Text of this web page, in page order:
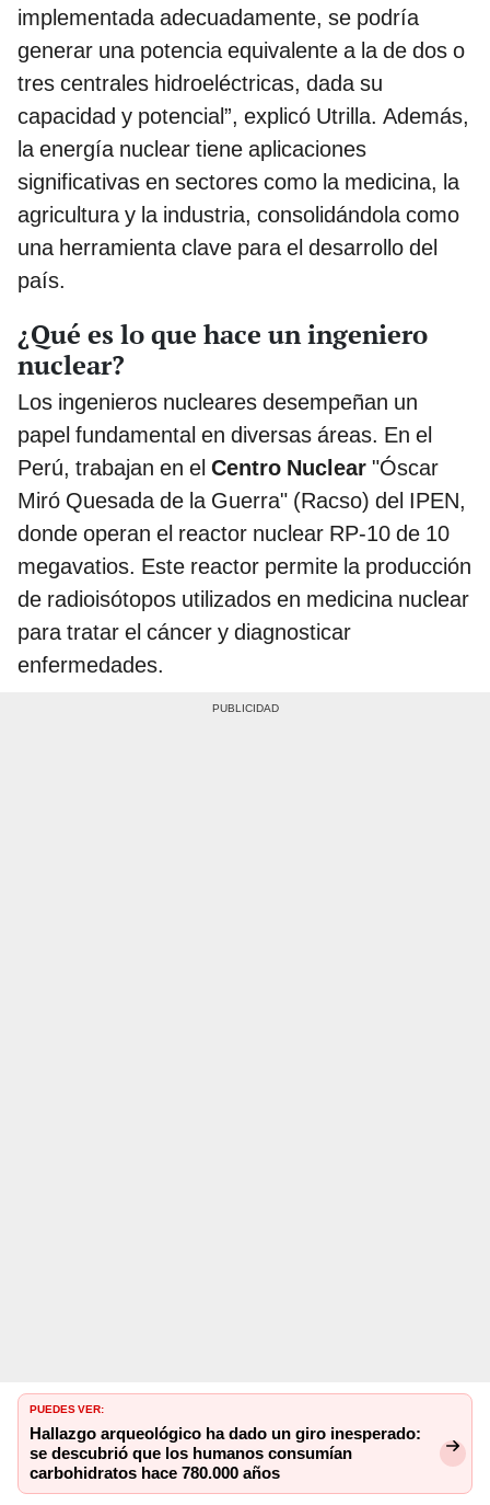
implementada adecuadamente, se podría
generar una potencia equivalente a la de dos o
tres centrales hidroeléctricas, dada su
capacidad y potencial”, explicó Utrilla. Además,
la energía nuclear tiene aplicaciones
significativas en sectores como la medicina, la
agricultura y la industria, consolidándola como
una herramienta clave para el desarrollo del
país.
¿Qué es lo que hace un ingeniero
nuclear?
Los ingenieros nucleares desempeñan un
papel fundamental en diversas áreas. En el
Perú, trabajan en el Centro Nuclear "Óscar
Miró Quesada de la Guerra" (Racso) del IPEN,
donde operan el reactor nuclear RP-10 de 10
megavatios. Este reactor permite la producción
de radioisótopos utilizados en medicina nuclear
para tratar el cáncer y diagnosticar
enfermedades.
PUEDES VER:
Hallazgo arqueológico ha dado un giro inesperado:
se descubrió que los humanos consumían
carbohidratos hace 780.000 años